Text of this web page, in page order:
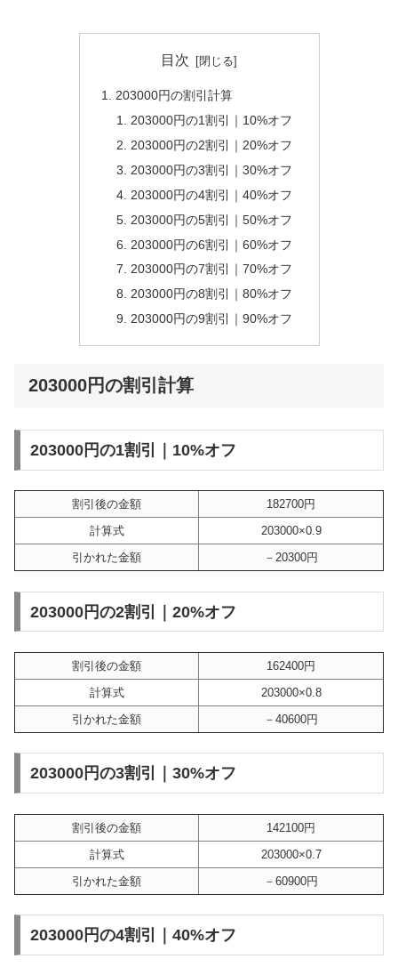
目次
203000円の割引計算
203000円の1割引｜10%オフ
203000円の2割引｜20%オフ
203000円の3割引｜30%オフ
203000円の4割引｜40%オフ
203000円の5割引｜50%オフ
203000円の6割引｜60%オフ
203000円の7割引｜70%オフ
203000円の8割引｜80%オフ
203000円の9割引｜90%オフ
203000円の割引計算
203000円の1割引｜10%オフ
割引後の金額
182700円
計算式
203000×0.9
引かれた金額
－20300円
203000円の2割引｜20%オフ
割引後の金額
162400円
計算式
203000×0.8
引かれた金額
－40600円
203000円の3割引｜30%オフ
割引後の金額
142100円
計算式
203000×0.7
引かれた金額
－60900円
203000円の4割引｜40%オフ